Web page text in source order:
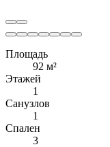
Площадь
92 м²
Этажей
1
Санузлов
1
Спален
3